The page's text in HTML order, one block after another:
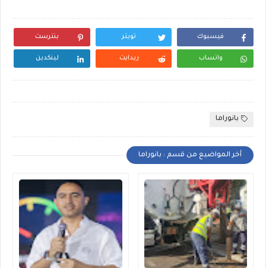
فيسبوك تويتر بنترست
واتساب ريدايت لينكدين
بانوراما
أخر المواضيع من قسم : بانوراما